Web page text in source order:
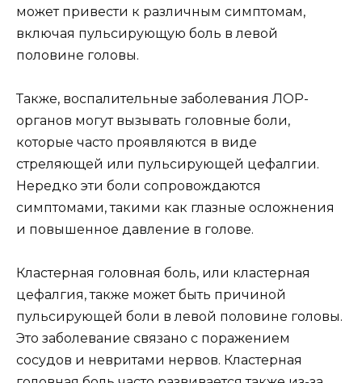
может привести к различным симптомам,
включая пульсирующую боль в левой
половине головы.
Также, воспалительные заболевания ЛОР-
органов могут вызывать головные боли,
которые часто проявляются в виде
стреляющей или пульсирующей цефалгии.
Нередко эти боли сопровождаются
симптомами, такими как глазные осложнения
и повышенное давление в голове.
Кластерная головная боль, или кластерная
цефалгия, также может быть причиной
пульсирующей боли в левой половине головы.
Это заболевание связано с поражением
сосудов и невритами нервов. Кластерная